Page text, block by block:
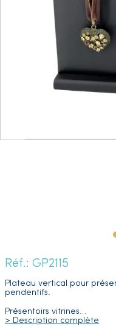
Réf.: GP2115
Plateau vertical pour
pendentifs.
Présentoirs vitrines…
> Description complète